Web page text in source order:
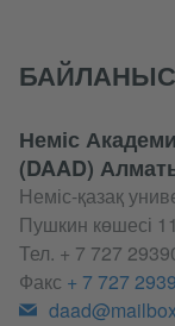
БАЙЛАНЫС
Неміс
(DAAD)
Неміс-қазақ
Пушкин көшесі
Тел. + 7 727
Факс + 7 727